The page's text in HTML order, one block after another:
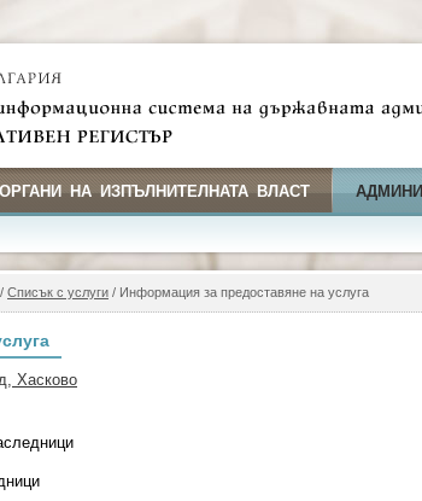
НА ИЗПЪЛНИТЕЛНАТА ВЛАСТ
/ Списък с услуги / Информация за предоставяне на услуга
Хасково